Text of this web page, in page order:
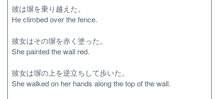
彼は塀を乗り越えた。
He climbed over the fence.
彼女はその塀を赤く塗った。
She painted the wall red.
彼女は塀の上を逆立ちして歩いた。
She walked on her hands along the top of the wall.